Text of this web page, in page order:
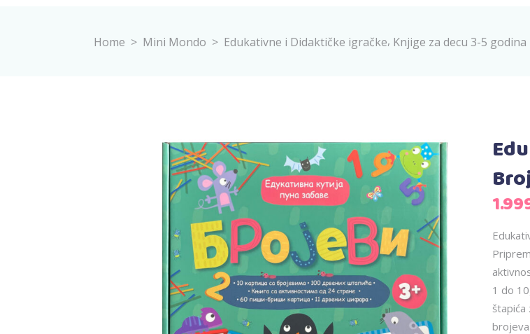
Home > Mini Mondo > Edukativne i Didaktičke igračke, Knjige za decu 3-5 godina
1 do
štapića
brojeva.